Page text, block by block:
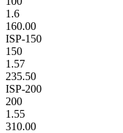
1.6
160.00
ISP-150
150
1.57
235.50
ISP-200
200
1.55
310.00